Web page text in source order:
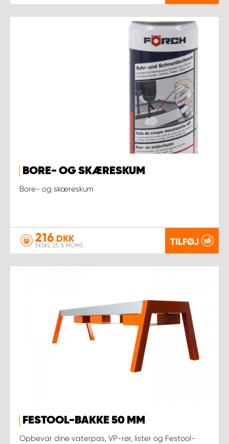
BORE- OG SKÆRESKUM
Bore- og skæreskum
216 DKK
EKSKL. 25 % MOMS TILFØJ
FESTOOL-BAKKE 50 MM
Opbevar dine vaterpas, VP-rør, lister og Festool-